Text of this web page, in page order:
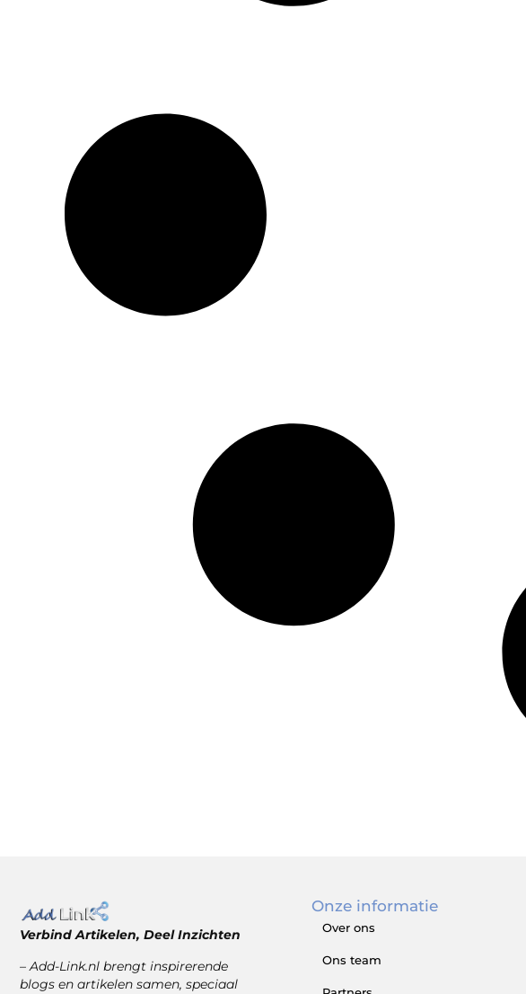
Verbind Artikelen, Deel Inzichten
– Add-Link.nl brengt inspirerende
blogs en artikelen samen, speciaal
Onze informatie
Over ons
Ons team